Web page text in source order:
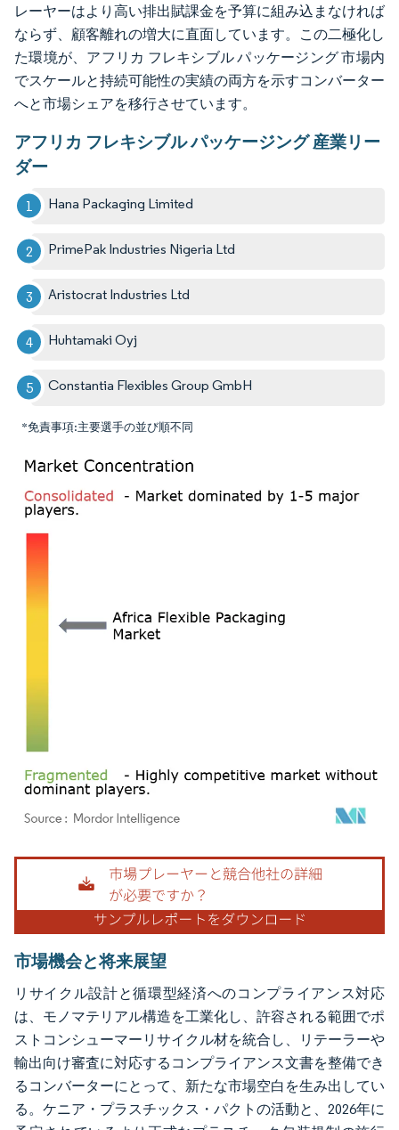
レーヤーはより高い排出賦課金を予算に組み込まなければ
ならず、顧客離れの増大に直面しています。この二極化し
た環境が、アフリカ フレキシブル パッケージング 市場内
でスケールと持続可能性の実績の両方を示すコンバーター
へと市場シェアを移行させています。
アフリカ フレキシブル パッケージング 産業リー
ダー
Hana Packaging Limited
PrimePak Industries Nigeria Ltd
Aristocrat Industries Ltd
Huhtamaki Oyj
Constantia Flexibles Group GmbH
*免責事項:主要選手の並び順不同
画像 © Mordor Intelligence。再利用にはCC BY 4.0の表示が必要です。
市場機会と将来展望
リサイクル設計と循環型経済へのコンプライアンス対応
は、モノマテリアル構造を工業化し、許容される範囲でポ
ストコンシューマーリサイクル材を統合し、リテーラーや
輸出向け審査に対応するコンプライアンス文書を整備でき
るコンバーターにとって、新たな市場空白を生み出してい
る。ケニア・プラスチックス・パクトの活動と、2026年に